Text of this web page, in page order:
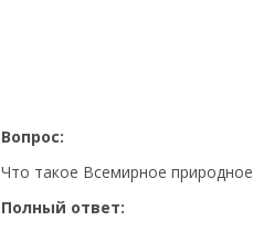
Вопрос:
Что такое Всемирное
Полный ответ: